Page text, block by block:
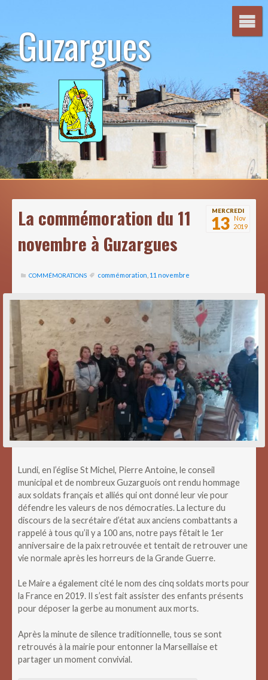
contenuGuzargues
MERCREDI
13 Nov
2019
La commémoration du 11
novembre à Guzargues
COMMÉMORATIONS commémoration 11 novembre
Lundi, en l’église St Michel, Pierre Antoine, le conseil
municipal et de nombreux Guzarguois ont rendu hommage
aux soldats français et alliés qui ont donné leur vie pour
défendre les valeurs de nos démocraties. La lecture du
discours de la secrétaire d’état aux anciens combattants a
rappelé à tous qu’il y a 100 ans, notre pays fêtait le 1er
anniversaire de la paix retrouvée et tentait de retrouver une
vie normale après les horreurs de la Grande Guerre.
Le Maire a également cité le nom des cinq soldats morts pour
la France en 2019. Il s’est fait assister des enfants présents
pour déposer la gerbe au monument aux morts.
Après la minute de silence traditionnelle, tous se sont
retrouvés à la mairie pour entonner la Marseillaise et
partager un moment convivial.